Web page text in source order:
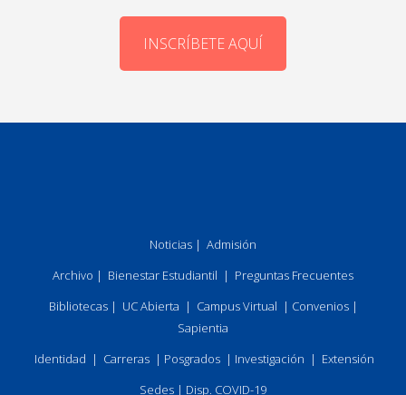
INSCRÍBETE AQUÍ
Noticias | Admisión
Archivo | Bienestar Estudiantil | Preguntas Frecuentes
Bibliotecas| UC Abierta | Campus Virtual | Convenios|
Sapientia
Identidad | Carreras | Posgrados | Investigación | Extensión
Sedes | Disp. COVID-19